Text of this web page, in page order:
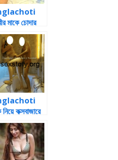
মাকে চোদার
কক্সবাজারে